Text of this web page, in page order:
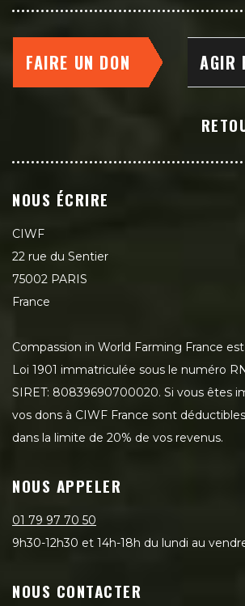
FAIRE UN DON AGIR
NOUS ÉCRIRE
CIWF
22 rue du Sentier
75002 PARIS
France
Compassion in World Farming France
Loi 1901 immatriculée sous le numéro
SIRET: 80839690700020. Si vous êtes
vos dons à CIWF France sont
dans la limite de 20% de vos revenus.
NOUS APPELER
01 79 97 70 50
9h30-12h30 et 14h-18h du lundi au
NOUS CONTACTER